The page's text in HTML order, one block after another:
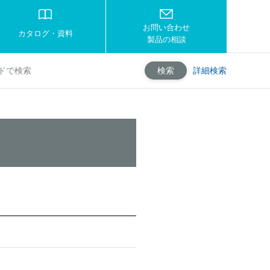
カタログ・資料
お問い合わせ
製品の相談
検索 詳細検索